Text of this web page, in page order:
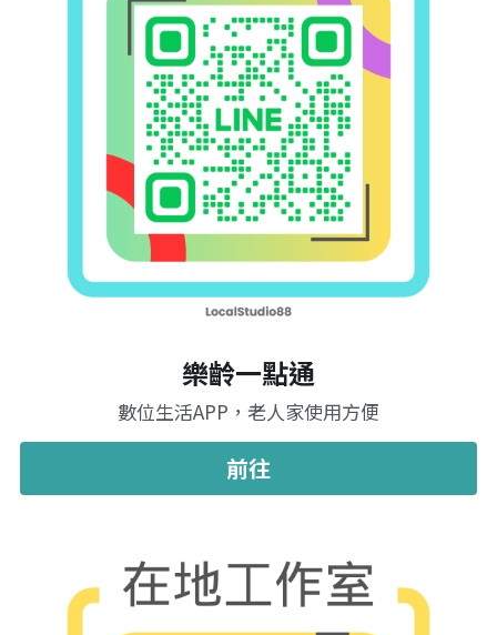
樂齡一點通
數位生活APP，老人家使用方便
前往